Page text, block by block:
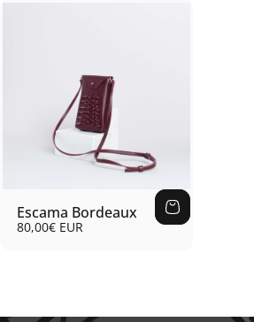
Escama Bordeaux
80,00€ EUR